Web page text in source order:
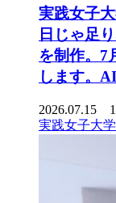
実践女子
日じゃ足
を制作。7
します。
2026.07.15
実践女子大学